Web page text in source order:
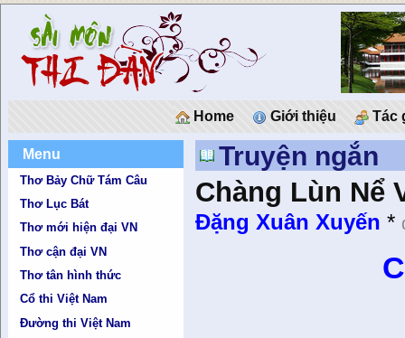
Home Giới thiệu Tác
Menu
Thơ Bảy Chữ Tám Câu
Thơ Lục Bát
Thơ mới hiện đại VN
Thơ cận đại VN
Thơ tân hình thức
Cổ thi Việt Nam
Đường thi Việt Nam
Truyện ngắn
Chàng Lùn Nể
Đặng Xuân Xuyến *